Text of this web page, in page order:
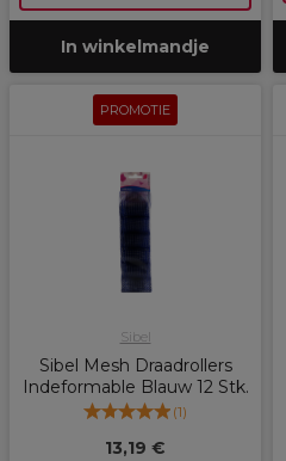
In winkelmandje
PROMOTIE
Sibel
Sibel Mesh Draadrollers
Indeformable Blauw 12 Stk.
(1)
13,19 €